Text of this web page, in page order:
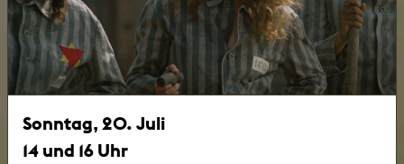
Sonntag, 20. Juli
14 und 16 Uhr